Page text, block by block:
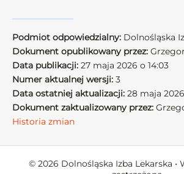
Podmiot odpowiedzialny: Dolnośląska
Dokument opublikowany przez:
Data publikacji: 27 maja 2026 o 14:03
Numer aktualnej wersji: 3
Data ostatniej aktualizacji: 28 maja
Dokument zaktualizowany przez:
Historia zmian
© 2026 Dolnośląska Izba Lekarska •